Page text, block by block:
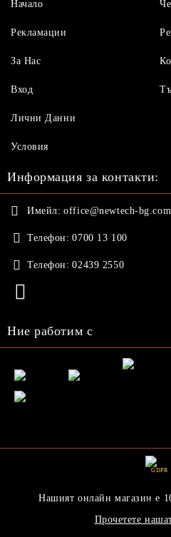
Начало
Рекламации
За Нас
Вход
Лични Данни
Условия
Информация за контакти:
Имейл: office@newtech-bg.com
Телефон: 0700 13 100
Телефон: 02439 2550
Ние работим с
GDPR
Нашият онлайн магазин е
Прочетете